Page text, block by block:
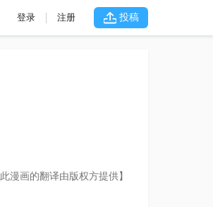
画的翻译由版权方提供】
登录 注册 投稿